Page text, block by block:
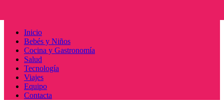
Menú
principal
Inicio
Bebés y Niños
Cocina y Gastronomía
Salud
Tecnología
Viajes
Equipo
Contacta